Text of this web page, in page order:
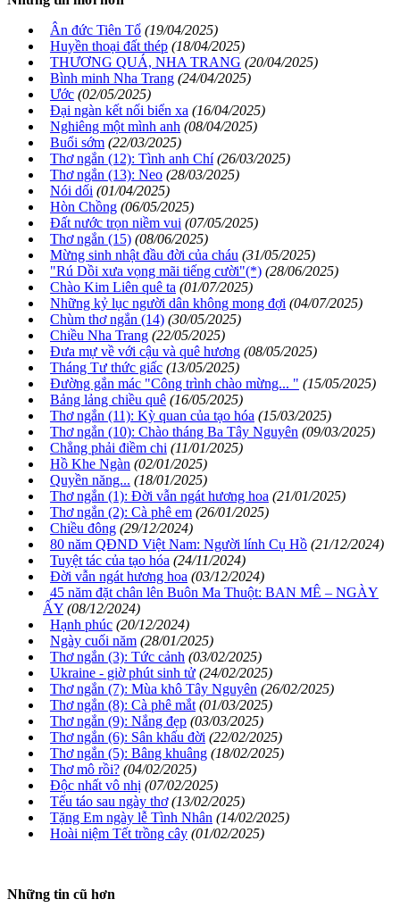
Ân đức Tiên Tổ (19/04/2025)
Huyền thoại đất thép (18/04/2025)
THƯƠNG QUÁ, NHA TRANG (20/04/2025)
Bình minh Nha Trang (24/04/2025)
Ước (02/05/2025)
Đại ngàn kết nối biển xa (16/04/2025)
Nghiêng một mình anh (08/04/2025)
Buổi sớm (22/03/2025)
Thơ ngắn (12): Tình anh Chí (26/03/2025)
Thơ ngắn (13): Neo (28/03/2025)
Nói dối (01/04/2025)
Hòn Chồng (06/05/2025)
Đất nước trọn niềm vui (07/05/2025)
Thơ ngắn (15) (08/06/2025)
Mừng sinh nhật đầu đời của cháu (31/05/2025)
"Rú Dồi xưa vọng mãi tiếng cười"(*) (28/06/2025)
Chào Kim Liên quê ta (01/07/2025)
Những kỷ lục người dân không mong đợi (04/07/2025)
Chùm thơ ngắn (14) (30/05/2025)
Chiều Nha Trang (22/05/2025)
Đưa mự về với cậu và quê hương (08/05/2025)
Tháng Tư thức giấc (13/05/2025)
Đường gắn mác "Công trình chào mừng... " (15/05/2025)
Bảng lảng chiều quê (16/05/2025)
Thơ ngắn (11): Kỳ quan của tạo hóa (15/03/2025)
Thơ ngắn (10): Chào tháng Ba Tây Nguyên (09/03/2025)
Chẳng phải điềm chi (11/01/2025)
Hồ Khe Ngàn (02/01/2025)
Quyền năng... (18/01/2025)
Thơ ngắn (1): Đời vẫn ngát hương hoa (21/01/2025)
Thơ ngắn (2): Cà phê em (26/01/2025)
Chiều đông (29/12/2024)
80 năm QĐND Việt Nam: Người lính Cụ Hồ (21/12/2024)
Tuyệt tác của tạo hóa (24/11/2024)
Đời vẫn ngát hương hoa (03/12/2024)
45 năm đặt chân lên Buôn Ma Thuột: BAN MÊ – NGÀY
ẤY (08/12/2024)
Hạnh phúc (20/12/2024)
Ngày cuối năm (28/01/2025)
Thơ ngắn (3): Tức cảnh (03/02/2025)
Ukraine - giờ phút sinh tử (24/02/2025)
Thơ ngắn (7): Mùa khô Tây Nguyên (26/02/2025)
Thơ ngắn (8): Cà phê mắt (01/03/2025)
Thơ ngắn (9): Nắng đẹp (03/03/2025)
Thơ ngắn (6): Sân khấu đời (22/02/2025)
Thơ ngắn (5): Bâng khuâng (18/02/2025)
Thơ mô rồi? (04/02/2025)
Độc nhất vô nhị (07/02/2025)
Tếu táo sau ngày thơ (13/02/2025)
Tặng Em ngày lễ Tình Nhân (14/02/2025)
Hoài niệm Tết trồng cây (01/02/2025)
Những tin cũ hơn